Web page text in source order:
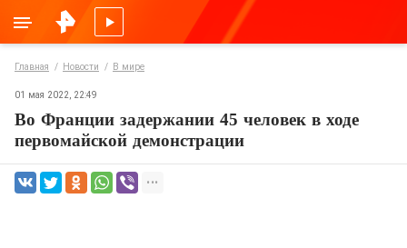
Главная Новости В мире
01 мая 2022, 22:49
Во Франции задержании 45 человек в ходе
первомайской демонстрации